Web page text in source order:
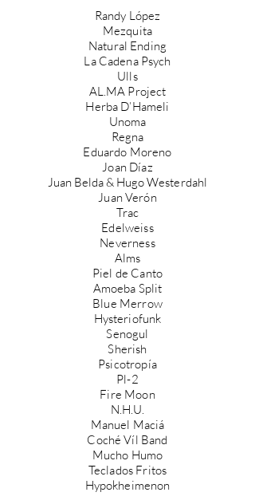
Randy López
Mezquita
Natural Ending
La Cadena Psych
Ulls
AL.MA Project
Herba D’Hameli
Unoma
Regna
Eduardo Moreno
Joan Díaz
Juan Belda & HugoWesterdahl
Juan Verón
Trac
Edelweiss
Neverness
Alms
Piel de Canto
Amoeba Split
Blue Merrow
Hysteriofunk
Senogul
Sherish
Psicotropía
Pl-2
Fire Moon
N.H.U.
Manuel Maciá
Coché Víl Band
Mucho Humo
Teclados Fritos
Hypokheimenon